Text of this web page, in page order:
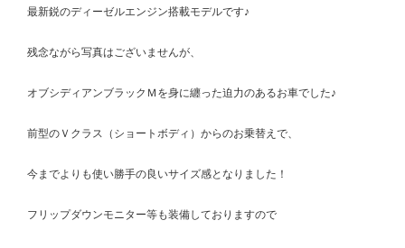
最新鋭のディーゼルエンジン搭載モデルです♪
残念ながら写真はございませんが、
オブシディアンブラックＭを身に纏った迫力のあるお車でした♪
前型のＶクラス（ショートボディ）からのお乗替えで、
今までよりも使い勝手の良いサイズ感となりました！
フリップダウンモニター等も装備しておりますので